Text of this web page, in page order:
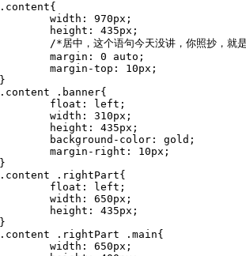
.content{
width : 970px ;
height : 435px ;
/*居中，这个语句今天没讲，你照抄，就
margin : 0 auto ;
margin-top : 10px ;
}
.content .banner{
float : left ;
width : 310px ;
height : 435px ;
background-color : gold ;
margin-right : 10px ;
}
.content .rightPart{
float : left ;
width : 650px ;
height : 435px ;
}
.content .rightPart .main{
width : 650px ;